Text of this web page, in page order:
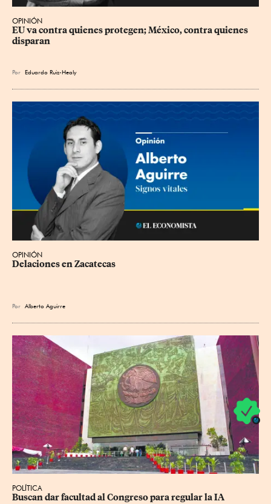
OPINIÓN
EU va contra quienes protegen; México, contra quienes
disparan
Por Eduardo Ruiz-Healy
OPINIÓN
Delaciones en Zacatecas
Por Alberto Aguirre
POLÍTICA
Buscan dar facultad al Congreso para regular la IA